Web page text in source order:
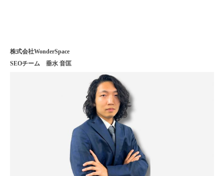
株式会社WonderSpace
SEOチーム 垂水 音匡